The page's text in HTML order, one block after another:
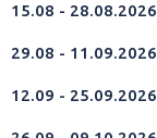
15.08 - 28.08.2026
29.08 - 11.09.2026
12.09 - 25.09.2026